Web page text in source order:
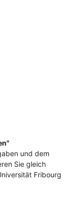
und dem
Sie gleich
Fribourg